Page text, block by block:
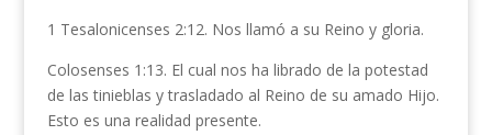
1 Tesalonicenses 2:12. Nos llamó a su Reino y gloria.
Colosenses 1:13. El cual nos ha librado de la potestad
de las tinieblas y trasladado al Reino de su amado Hijo.
Esto es una realidad presente.